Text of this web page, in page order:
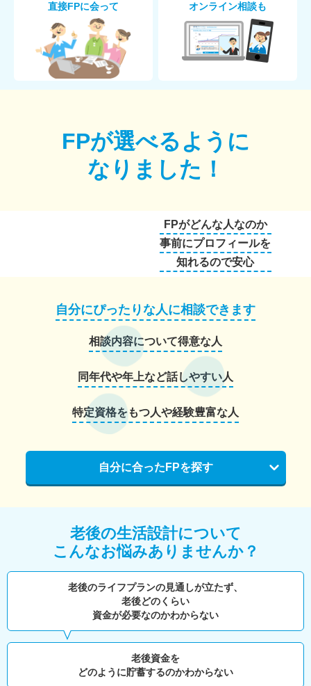
直接FPに会って
オンライン相談も
FPが選べるように
なりました！
FPがどんな人なのか
事前にプロフィールを
知れるので安心
自分にぴったりな人に相談できます
相談内容について得意な人
同年代や年上など話しやすい人
特定資格をもつ人や経験豊富な人
自分に合ったFPを探す
老後の生活設計について
こんなお悩みありませんか？
老後のライフプランの見通しが立たず、
老後どのくらい
資金が必要なのかわからない
老後資金を
どのように貯蓄するのかわからない